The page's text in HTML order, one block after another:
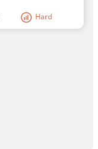
Hard